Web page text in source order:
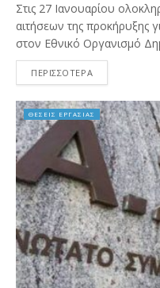
Στις 27 Ιανουαρίου
αιτήσεων της προκήρυξης
στον Εθνικό Οργανισμό
ΠΕΡΙΣΣΟΤΕΡΑ
ΘΕΣΕΙΣ ΕΡΓΑΣΙΑΣ